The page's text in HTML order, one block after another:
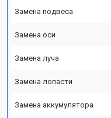
Замена подвеса
Замена оси
Замена луча
Замена лопасти
Замена аккумулятора